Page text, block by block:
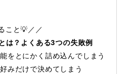
こと💡／／
は？よくある3つの失敗例
をとにかく詰め込んでしまう
みだけで決めてしまう